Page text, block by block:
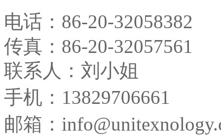
电话： 86-20-32058382
传真： 86-20-32057561
联系人：刘小姐
手机：13829706661
邮箱：